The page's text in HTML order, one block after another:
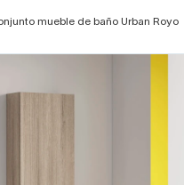
mueble de baño Urban Royo